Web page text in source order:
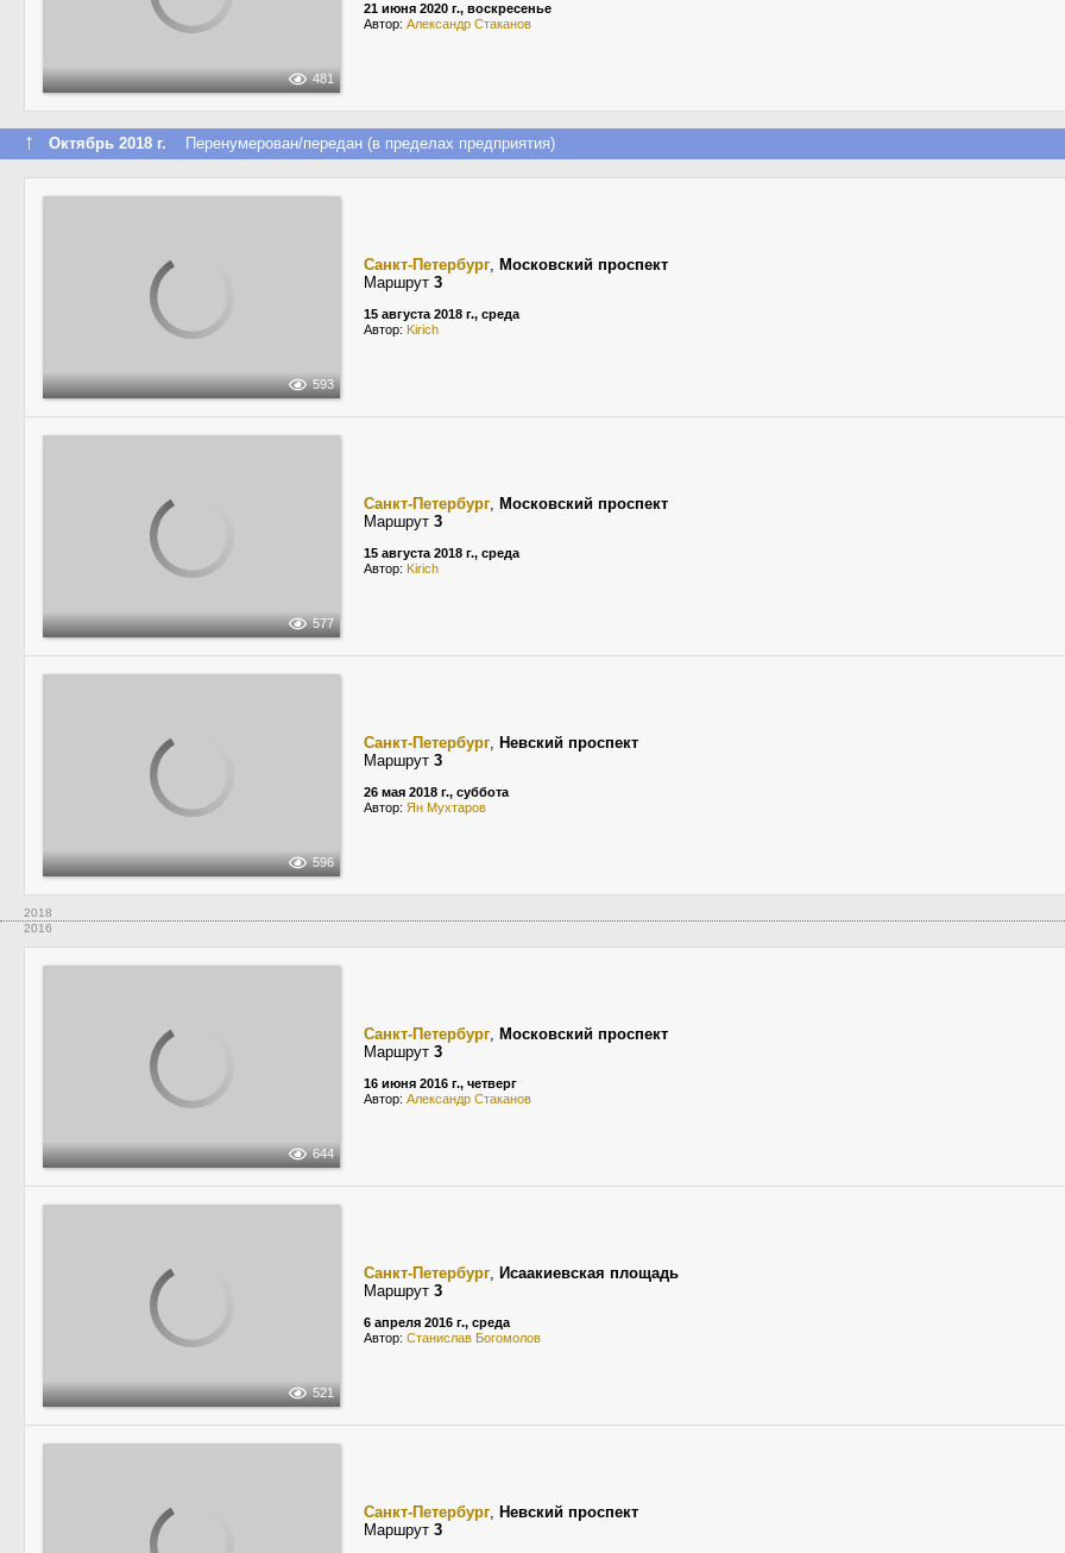
481
21 июня 2020 г., воскресенье
Автор: Александр Стаканов
↑ Октябрь 2018 г. Перенумерован/передан (в пределах предприятия)
593
Санкт-Петербург, Московский проспект
Маршрут 3
15 августа 2018 г., среда
Автор: Kirich
577
Санкт-Петербург, Московский проспект
Маршрут 3
15 августа 2018 г., среда
Автор: Kirich
596
Санкт-Петербург, Невский проспект
Маршрут 3
26 мая 2018 г., суббота
Автор: Ян Мухтаров
2018
2016
644
Санкт-Петербург, Московский проспект
Маршрут 3
16 июня 2016 г., четверг
Автор: Александр Стаканов
521
Санкт-Петербург, Исаакиевская площадь
Маршрут 3
6 апреля 2016 г., среда
Автор: Станислав Богомолов
Санкт-Петербург, Невский проспект
Маршрут 3